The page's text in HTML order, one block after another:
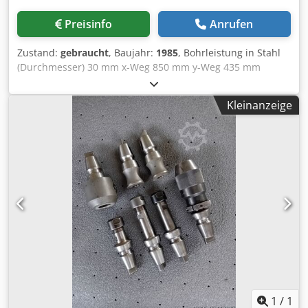
Kühlmitteleinrichtung mit separatem Späne-Behälter •
Bohrfutter und Gewindeschneidfutter, sonstiges Zubehör,
Werkstatt Lieferung : ab Lager - wie besichtigt Zahlung :
rein netto bei Abholung - nach Rechnungserhalt Wir bitten
um Ihren Auftrag. Weitere Drehmaschinen in allen Größen
hier am Lager - bitte fragen Sie bei uns an.
Preisinfo Anrufen
Zustand: gebraucht, Baujahr: 1985, Bohrleistung in Stahl
(Durchmesser) 30 mm x-Weg 850 mm y-Weg 435 mm
Steuerung HEIDENHAIN TNC 150 Gesamtleistungsbedarf
16 kW Maschinengewicht ca. 3500 kg Raumbedarf ca. m F
E H L M A N N (Schweiz) CNC - gesteuerte Präzisions –Bohr-
und Fräsmaschine Type PICOMAX 100 CNC – 2+ Am
Baujahr 1985 16 085109 X-Achse (längs) 850 mm Y-Achse
(quer) 435 mm Z-Achse (senkrecht) 210 mm Tischgröße 500
x 1.570 / 390 x 1280 mm Min. / Max. Abstand
Vertikalspindel- Tischoberkante 140 / 690 mm Verstellweg
des Bohrkopfes vertikal u. motorisch 540 mm Ausladung
der Bohrspindel ca. 450 mm Spindelaufnahme SF 32
Bohrleistung in Stahl 30 mm Spindelhub (Pinole) vertikal
max. 210 mm Spindeldrehzahlen (stfl. in 2 Stufen) 25 –
5.600 /min Werkstückgewicht 600 kg Vorschübe XYZ 1 -
8.000 mm/min. Bohrvorschübe, 6 automatisch 0,03/0,07
bis 0,4 mm/min. Eilgang XYZ 4/8 m/min. Spindelantrieb 6
kW Gesamtantrieb ca. 16 kW - 380 V - 50 Hz Gewicht ca.
Kleinanzeige
1 / 1